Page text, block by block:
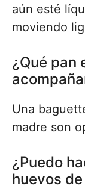
aún esté
moviendo
¿Qué pan
Una
madre son
¿Puedo
huevos